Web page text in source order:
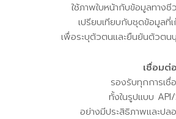
ใช้ภาพใบหน้ากับข้อมูลทางชี
เปรียบเทียบกับชุดข้อมูลที่
เพื่อระบุตัวตนและยืนยันตัวตน
เชื่อมต่
รองรับทุกการเชื่
ทั้งในรูปแบบ
อย่างมีประสิธิภาพและปล